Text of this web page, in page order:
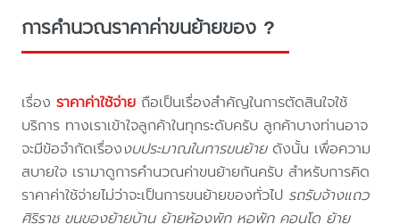
การคำนวณราคาค่าขนย้ายของ ?
เรื่องราคาค่าใช้จ่าย ถือเป็นเรื่องสำคัญในการตัดสินใจใช้
บริการ ทางเราเข้าใจลูกค้าในทุกระดับครับ ลูกค้าบางท่านอาจ
จะมีข้อจำกัดเรื่องงบประมาณในการขนย้ายดังนั้น เพื่อความ
สบายใจ เรามาดูการคำนวณค่าขนย้ายกันครับ สำหรับการคิด
ราคาค่าใช้จ่ายไม่ว่าจะเป็นการขนย้ายของทั่วไป รถรับจ้างแถว
ศิริราช ขนของย้ายบ้าน ย้ายห้องพัก หอพัก คอนโด ย้าย